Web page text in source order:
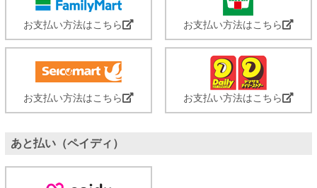
お支払い方法はこちら お支払い方法はこちら
お支払い方法はこちら お支払い方法はこちら
あと払い（ペイディ）